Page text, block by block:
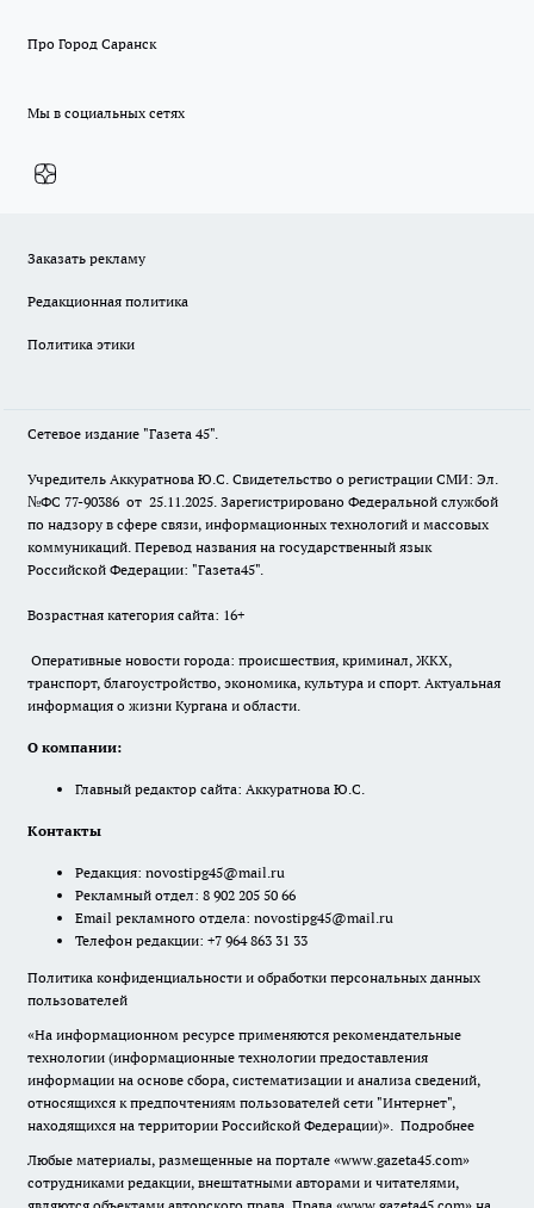
Про Город Саранск
Мы в социальных сетях
Заказать рекламу
Редакционная политика
Политика этики
Сетевое издание "Газета 45".
Учредитель Аккуратнова Ю.С. Свидетельство о регистрации СМИ: Эл.
№ФС 77-90386 от 25.11.2025. Зарегистрировано Федеральной службой
по надзору в сфере связи, информационных технологий и массовых
коммуникаций. Перевод названия на государственный язык
Российской Федерации: "Газета45".
Возрастная категория сайта: 16+
Оперативные новости города: происшествия, криминал, ЖКХ,
транспорт, благоустройство, экономика, культура и спорт. Актуальная
информация о жизни Кургана и области.
О компании:
Главный редактор сайта: Аккуратнова Ю.С.
Контакты
Редакция: novostipg45@mail.ru
Рекламный отдел: 8 902 205 50 66
Email рекламного отдела: novostipg45@mail.ru
Телефон редакции: +7 964 863 31 33
Политика конфиденциальности и обработки персональных данных
пользователей
«На информационном ресурсе применяются рекомендательные
технологии (информационные технологии предоставления
информации на основе сбора, систематизации и анализа сведений,
относящихся к предпочтениям пользователей сети "Интернет",
находящихся на территории Российской Федерации)». Подробнее
Любые материалы, размещенные на портале «www.gazeta45.com»
сотрудниками редакции, внештатными авторами и читателями,